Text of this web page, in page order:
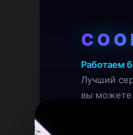
Работаем
Лучший
вы можете